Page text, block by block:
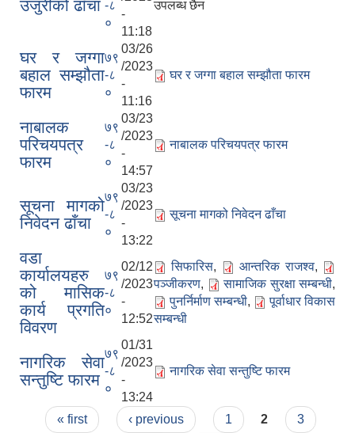
उजुरीको ढाँचा -८
०
-
11:18
उपलब्ध छैन
घर र जग्गा
बहाल सम्झौता
फारम
७९
-८
०
03/26
/2023
-
11:16
घर र जग्गा बहाल सम्झौता फारम
नाबालक
परिचयपत्र
फारम
७९
-८
०
03/23
/2023
-
14:57
नाबालक परिचयपत्र फारम
सूचना मागको
निवेदन ढाँचा
७९
-८
०
03/23
/2023
-
13:22
सूचना मागको निवेदन ढाँचा
वडा
कार्यालयहरु
को मासिक
कार्य प्रगति
विवरण
७९
-८
०
02/12
/2023
-
12:52
सिफारिस, आन्तरिक राजश्व,
पञ्जीकरण, सामाजिक सुरक्षा सम्बन्धी,
पुनर्निर्माण सम्बन्धी,
पूर्वाधार विकास
सम्बन्धी
नागरिक सेवा
सन्तुष्टि फारम
७९
-८
०
01/31
/2023
-
13:24
नागरिक सेवा सन्तुष्टि फारम
Pages
« first ‹ previous 1 2
3